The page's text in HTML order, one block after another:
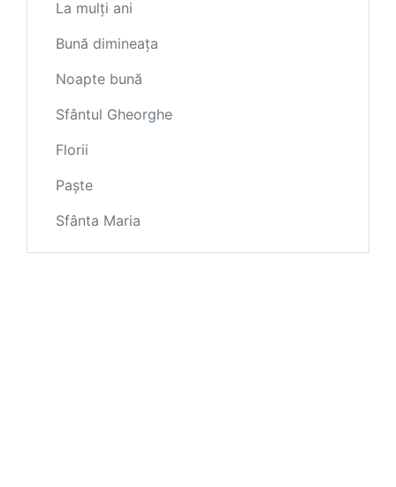
La mulți ani
Bună dimineața
Noapte bună
Sfântul Gheorghe
Florii
Paște
Sfânta Maria